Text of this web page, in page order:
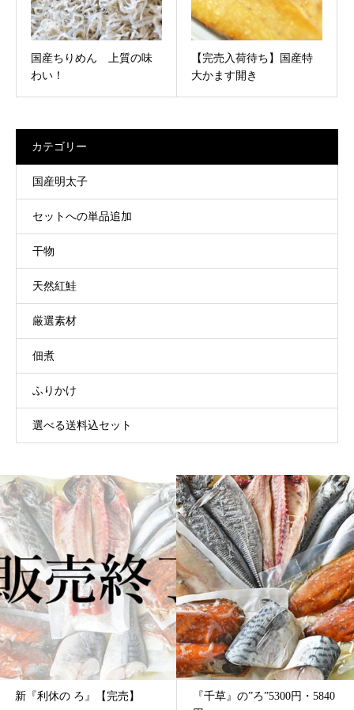
国産ちりめん 上質の味
わい！
【完売入荷待ち】国産特
大かます開き
カテゴリー
国産明太子
セットへの単品追加
干物
天然紅鮭
厳選素材
佃煮
ふりかけ
選べる送料込セット
『千草』の”ろ”5300円・5840
新『利休の い』【完売】